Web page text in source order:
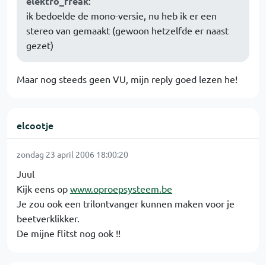
ik bedoelde de mono-versie, nu heb ik er een
stereo van gemaakt (gewoon hetzelfde er naast
gezet)
Maar nog steeds geen VU, mijn reply goed lezen he!
elcootje
zondag 23 april 2006 18:00:20
Juul
Kijk eens op www.oproepsysteem.be
Je zou ook een trilontvanger kunnen maken voor je
beetverklikker.
De mijne flitst nog ook !!